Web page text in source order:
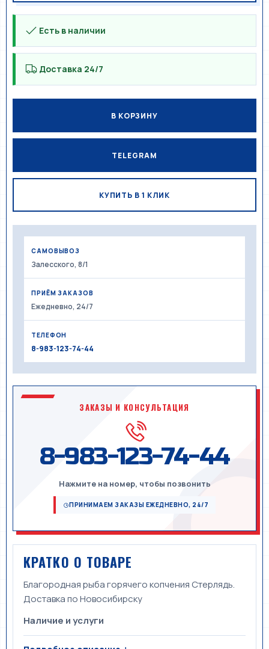
Есть в наличии
Доставка 24/7
В КОРЗИНУ
TELEGRAM
КУПИТЬ В 1 КЛИК
САМОВЫВОЗ
Залесского, 8/1
ПРИЁМ ЗАКАЗОВ
Ежедневно, 24/7
ТЕЛЕФОН
8-983-123-74-44
ЗАКАЗЫ И КОНСУЛЬТАЦИЯ
8-983-123-74-44
Нажмите на номер, чтобы позвонить
ПРИНИМАЕМ ЗАКАЗЫ ЕЖЕДНЕВНО, 24/7
КРАТКО О ТОВАРЕ
Благородная рыба горячего копчения Стерлядь.
Доставка по Новосибирску
Наличие и услуги